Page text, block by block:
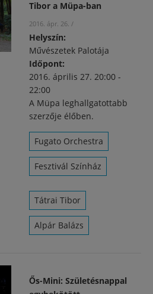
Tibor a Müpa-ban
2016. ápr. 26. /
Helyszín:
Művészetek Palotája
Időpont:
2016. április 27. 20:00 -
22:00
A Müpa leghallgatottabb
szerzője élőben.
Fugato Orchestra
Fesztivál Színház
Tátrai Tibor
Alpár Balázs
Ős-Mini: Születésnappal